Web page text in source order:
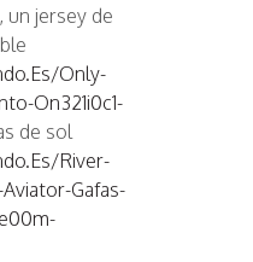
un jersey de
only-
On321i0c1-
de sol
river-
Gafas-